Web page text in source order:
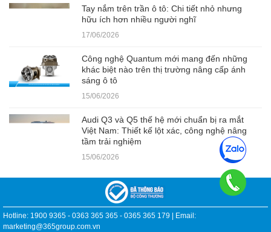
Tay nắm trên trần ô tô: Chi tiết nhỏ nhưng
hữu ích hơn nhiều người nghĩ
17/06/2026
Công nghệ Quantum mới mang đến những
khác biệt nào trên thị trường nâng cấp ánh
sáng ô tô
15/06/2026
Audi Q3 và Q5 thế hệ mới chuẩn bị ra mắt
Việt Nam: Thiết kế lột xác, công nghệ nâng
tầm trải nghiệm
15/06/2026
Hotline: 1900 9365 - 0363 365 365 - 0365 365 179 | Email:
marketing@365group.com.vn